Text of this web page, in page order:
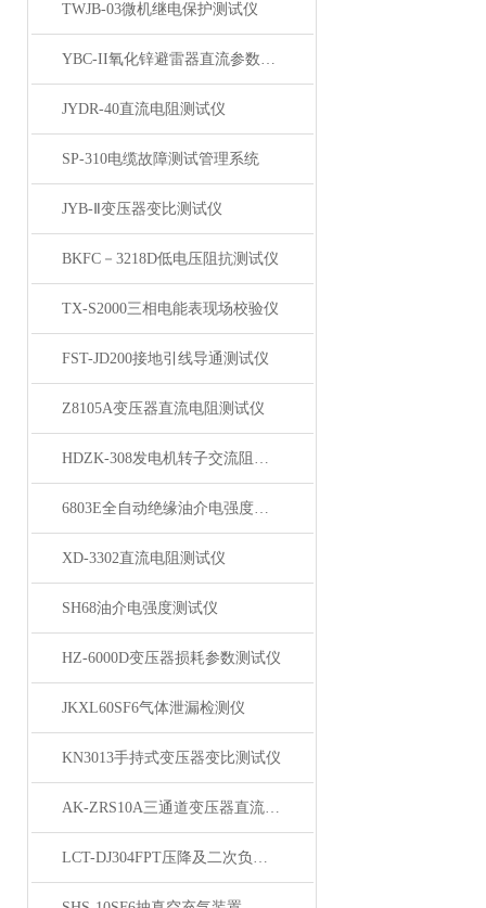
TWJB-03微机继电保护测试仪
YBC-II氧化锌避雷器直流参数测试仪
JYDR-40直流电阻测试仪
SP-310电缆故障测试管理系统
JYB-Ⅱ变压器变比测试仪
BKFC－3218D低电压阻抗测试仪
TX-S2000三相电能表现场校验仪
FST-JD200接地引线导通测试仪
Z8105A变压器直流电阻测试仪
HDZK-308发电机转子交流阻抗测试仪
6803E全自动绝缘油介电强度测试仪
XD-3302直流电阻测试仪
SH68油介电强度测试仪
HZ-6000D变压器损耗参数测试仪
JKXL60SF6气体泄漏检测仪
KN3013手持式变压器变比测试仪
AK-ZRS10A三通道变压器直流电阻测试仪
LCT-DJ304FPT压降及二次负荷测试仪